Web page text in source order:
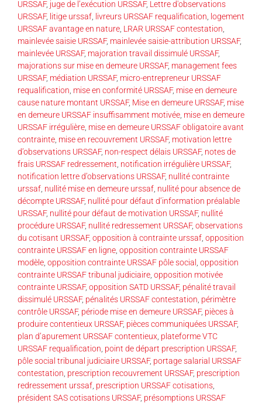
URSSAF, juge de l’exécution URSSAF, Lettre d'observations
URSSAF, litige urssaf livreurs URSSAF requalification logement
URSSAF avantage en nature LRAR URSSAF contestation
mainlevée saisie URSSAF, mainlevée saisie-attribution URSSAF,
mainlevée URSSAF, majoration travail dissimulé URSSAF,
majorations sur mise en demeure URSSAF, management fees
URSSAF, médiation URSSAF, micro-entrepreneur URSSAF
requalification mise en conformité URSSAF, mise en demeure
cause nature montant URSSAF, Mise en demeure URSSAF, mise
en demeure URSSAF insuffisamment motivée mise en demeure
URSSAF irrégulière mise en demeure URSSAF obligatoire avant
contrainte mise en recouvrement URSSAF, motivation lettre
d’observations URSSAF, non-respect délais URSSAF, notes de
frais URSSAF redressement notification irrégulière URSSAF,
notification lettre d’observations URSSAF, nullité contrainte
urssaf nullité mise en demeure urssaf nullité pour absence de
décompte URSSAF, nullité pour défaut d’information préalable
URSSAF, nullité pour défaut de motivation URSSAF, nullité
procédure URSSAF, nullité redressement URSSAF, observations
du cotisant URSSAF, opposition à contrainte urssaf opposition
contrainte URSSAF en ligne opposition contrainte URSSAF
modèle opposition contrainte URSSAF pôle social opposition
contrainte URSSAF tribunal judiciaire opposition motivée
contrainte URSSAF, opposition SATD URSSAF, pénalité travail
dissimulé URSSAF, pénalités URSSAF contestation périmètre
contrôle URSSAF, période mise en demeure URSSAF, pièces à
produire contentieux URSSAF, pièces communiquées URSSAF,
plan d’apurement URSSAF contentieux plateforme VTC
URSSAF requalification point de départ prescription URSSAF,
pôle social tribunal judiciaire URSSAF, portage salarial URSSAF
contestation prescription recouvrement URSSAF, prescription
redressement urssaf prescription URSSAF cotisations
président SAS cotisations URSSAF, présomptions URSSAF